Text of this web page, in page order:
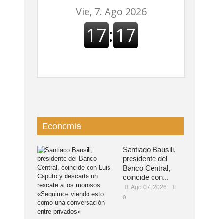
Economia
Santiago Bausili,
presidente del
Banco Central,
coincide con...
Ago 07, 2026
0